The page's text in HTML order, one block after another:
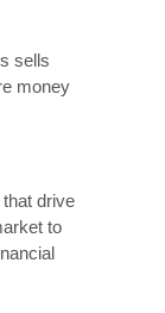
sells
money
drive
to